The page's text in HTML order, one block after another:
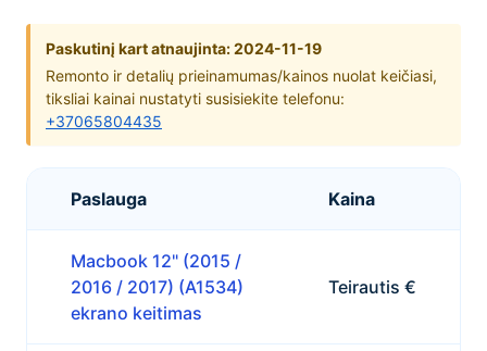
Paskutinį kart atnaujinta: 2024-11-19
Remonto ir detalių prieinamumas/kainos nuolat keičiasi,
tiksliai kainai nustatyti susisiekite telefonu:
+37065804435
Paslauga Kaina
Macbook 12" (2015 /
2016 / 2017) (A1534)
ekrano keitimas
Teirautis €